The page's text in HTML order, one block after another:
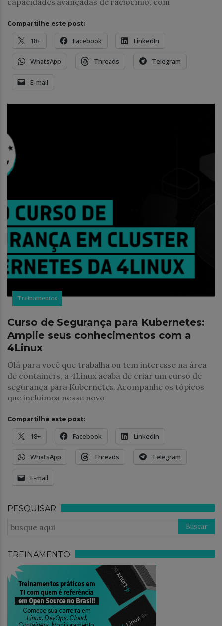
capacidades avançadas de raciocínio, com
Compartilhe este post:
18+ Facebook LinkedIn
WhatsApp Threads Telegram
E-mail
Treinamentos
Curso de Segurança para Kubernetes:
Amplie seus conhecimentos com a
4Linux
Olá para você que trabalha ou tem interesse na área
de containers, a 4Linux acaba de criar um curso de
segurança para Kubernetes. Acompanhe os tópicos
que incluímos nesse novo
Compartilhe este post:
18+ Facebook LinkedIn
WhatsApp Threads Telegram
E-mail
PESQUISAR
TREINAMENTO